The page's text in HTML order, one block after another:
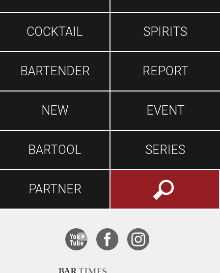
COCKTAIL SPIRITS
BARTENDER REPORT
NEW EVENT
BARTOOL SERIES
PARTNER